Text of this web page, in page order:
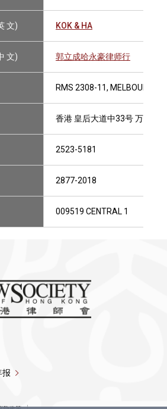
文) KOK & HA
文) 郭立成哈永豪律师行
RMS 2308-11, MELBOURNE
香港 皇后大道中33号 万邦行
2523-5181
2877-2018
009519 CENTRAL 1
报